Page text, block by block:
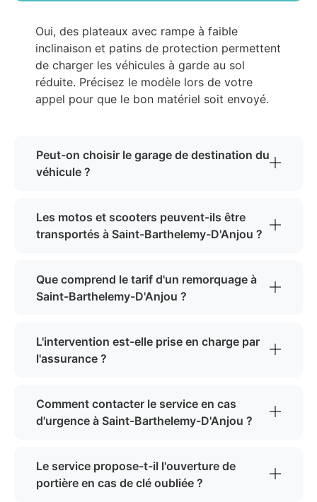
Oui, des plateaux avec rampe à faible
inclinaison et patins de protection permettent
de charger les véhicules à garde au sol
réduite. Précisez le modèle lors de votre
appel pour que le bon matériel soit envoyé.
Peut-on choisir le garage de destination du
véhicule ?
Les motos et scooters peuvent-ils être
transportés à Saint-Barthelemy-D'Anjou ?
Que comprend le tarif d'un remorquage à
Saint-Barthelemy-D'Anjou ?
L'intervention est-elle prise en charge par
l'assurance ?
Comment contacter le service en cas
d'urgence à Saint-Barthelemy-D'Anjou ?
Le service propose-t-il l'ouverture de
portière en cas de clé oubliée ?